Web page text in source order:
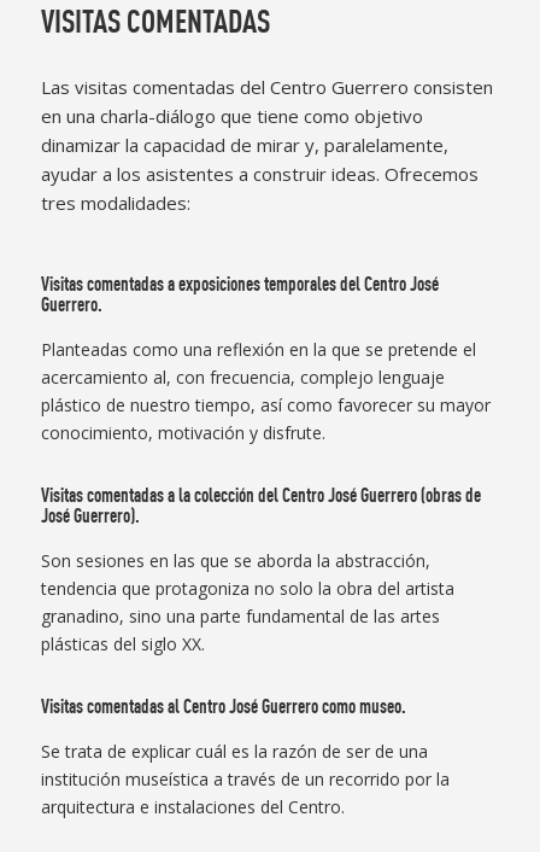
VISITAS COMENTADAS
Las visitas comentadas del Centro Guerrero consisten
en una charla-diálogo que tiene como objetivo
dinamizar la capacidad de mirar y, paralelamente,
ayudar a los asistentes a construir ideas. Ofrecemos
tres modalidades:
Visitas comentadas a exposiciones temporales del Centro José
Guerrero.
Planteadas como una reflexión en la que se pretende el
acercamiento al, con frecuencia, complejo lenguaje
plástico de nuestro tiempo, así como favorecer su mayor
conocimiento, motivación y disfrute.
Visitas comentadas a la colección del Centro José Guerrero (obras de
José Guerrero).
Son sesiones en las que se aborda la abstracción,
tendencia que protagoniza no solo la obra del artista
granadino, sino una parte fundamental de las artes
plásticas del siglo XX.
Visitas comentadas al Centro José Guerrero como museo.
Se trata de explicar cuál es la razón de ser de una
institución museística a través de un recorrido por la
arquitectura e instalaciones del Centro.